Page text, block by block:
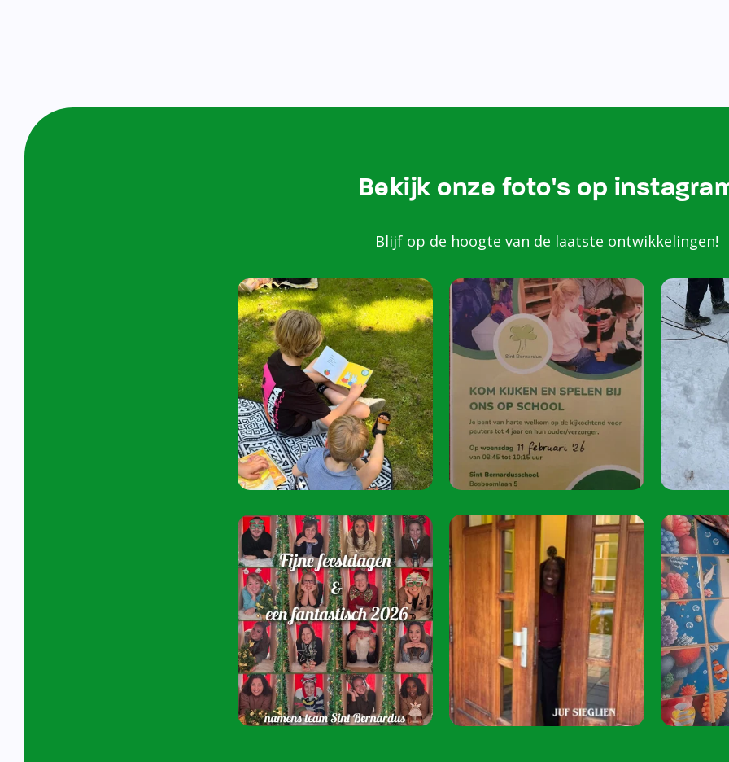
Peuters van 2
harte welkom
oktober 2026.
Speel je mee?